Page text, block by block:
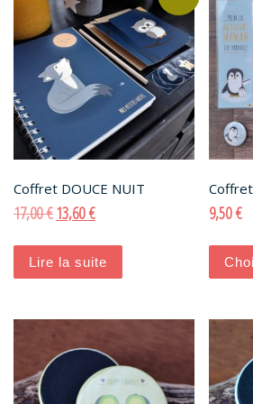
Coffret DOUCE NUIT
17,00€ Le prix initial était : 17,00 €.
13,60€Le prix actuel est : 13,60 €.
Lire la suite
9,50€